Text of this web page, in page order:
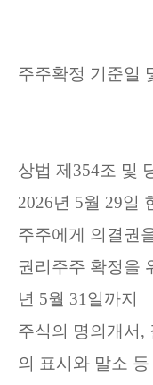
주주확정 기준일
상법 제 354조 및
2026년 5월 29일
주주에게 의결권
권리주주 확정을
년 5월 31 일까지
주식의 명의개서 ,
의 표시와 말소